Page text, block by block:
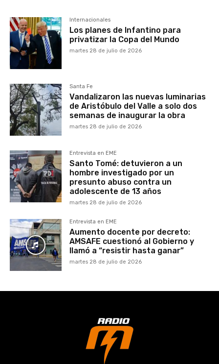
Internacionales
Los planes de Infantino para
privatizar la Copa del Mundo
martes 28 de julio de 2026
Santa Fe
Vandalizaron las nuevas luminarias
de Aristóbulo del Valle a solo dos
semanas de inaugurar la obra
martes 28 de julio de 2026
Entrevista en EME
Santo Tomé: detuvieron a un
hombre investigado por un
presunto abuso contra un
adolescente de 13 años
martes 28 de julio de 2026
Entrevista en EME
Aumento docente por decreto:
AMSAFE cuestionó al Gobierno y
llamó a “resistir hasta ganar”
martes 28 de julio de 2026